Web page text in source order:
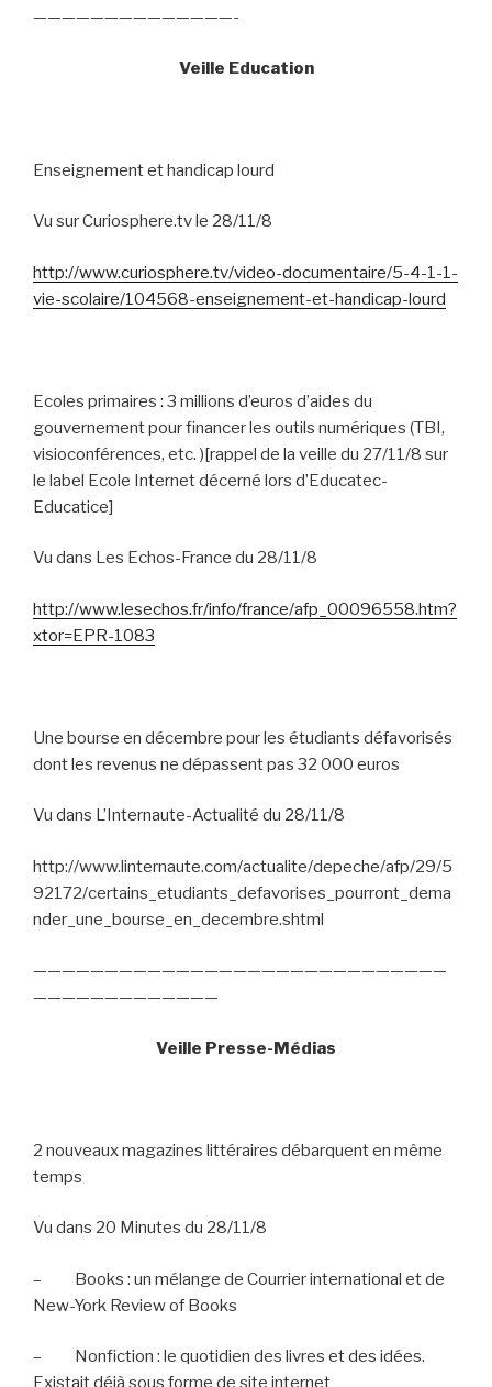
——————————————-
Veille Education
Enseignement et handicap lourd
Vu sur Curiosphere.tv le 28/11/8
http://www.curiosphere.tv/video-documentaire/5-4-1-1-
vie-scolaire/104568-enseignement-et-handicap-lourd
Ecoles primaires : 3 millions d’euros d’aides du
gouvernement pour financer les outils numériques (TBI,
visioconférences, etc. )[rappel de la veille du 27/11/8 sur
le label Ecole Internet décerné lors d’Educatec-
Educatice]
Vu dans Les Echos-France du 28/11/8
http://www.lesechos.fr/info/france/afp_00096558.htm?
xtor=EPR-1083
Une bourse en décembre pour les étudiants défavorisés
dont les revenus ne dépassent pas 32 000 euros
Vu dans L’Internaute-Actualité du 28/11/8
http://www.linternaute.com/actualite/depeche/afp/29/5
92172/certains_etudiants_defavorises_pourront_dema
nder_une_bourse_en_decembre.shtml
—————————————————————————————
—————————————
Veille Presse-Médias
2 nouveaux magazines littéraires débarquent en même
temps
Vu dans 20 Minutes du 28/11/8
–
Books : un mélange de Courrier international et de
New-York Review of Books
–
Nonfiction : le quotidien des livres et des idées.
Existait déjà sous forme de site internet